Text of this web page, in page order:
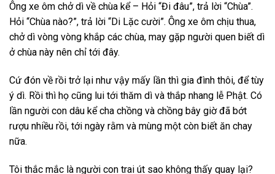
Ông xe ôm chở dì về chùa kể – Hỏi “Đi đâu”, trả lời “Chùa”.
Hỏi “Chùa nào?”, trả lời “Di Lặc cười”. Ông xe ôm chịu thua,
chở dì vòng vòng khắp các chùa, may gặp người quen biết dì
ở chùa này nên chỉ tới đây.
Cứ đón về rồi trở lại như vậy mấy lần thì gia đình thôi, để tùy
ý dì. Rồi thì họ cũng lui tới thăm dì và thắp nhang lễ Phật. Có
lần người con dâu kể cha chồng và chồng bây giờ đã bớt
rượu nhiều rồi, tới ngày rằm và mùng một còn biết ăn chay
nữa.
Tôi thắc mắc là người con trai út sao không thấy quay lại?